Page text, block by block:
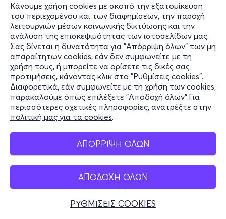
Κάνουμε χρήση cookies με σκοπό την εξατομίκευση
του περιεχομένου και των διαφημίσεων, την παροχή
λειτουργιών μέσων κοινωνικής δικτύωσης και την
ανάλυση της επισκεψιμότητας των ιστοσελίδων μας.
Σας δίνεται η δυνατότητα για "Απόρριψη όλων" των μη
απαραίτητων cookies, εάν δεν συμφωνείτε με τη
χρήση τους, ή μπορείτε να ορίσετε τις δικές σας
προτιμήσεις, κάνοντας κλικ στο "Ρυθμίσεις cookies".
Διαφορετικά, εάν συμφωνείτε με τη χρήση των cookies,
παρακαλούμε όπως επιλέξετε "Αποδοχή όλων".Για
περισσότερες σχετικές πληροφορίες, ανατρέξτε στην
πολιτική μας για τα cookies.
ΑΠΟΡΡΙΨΗ ΟΛΩΝ
ΑΠΟΔΟΧΗ ΟΛΩΝ
ΡΥΘΜΙΣΕΙΣ COOKIES